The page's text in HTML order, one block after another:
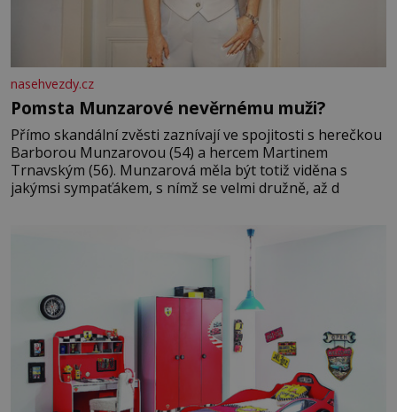
nasehvezdy.cz
Pomsta Munzarové nevěrnému muži?
Přímo skandální zvěsti zaznívají ve spojitosti s herečkou
Barborou Munzarovou (54) a hercem Martinem
Trnavským (56). Munzarová měla být totiž viděna s
jakýmsi sympaťákem, s nímž se velmi družně, až d